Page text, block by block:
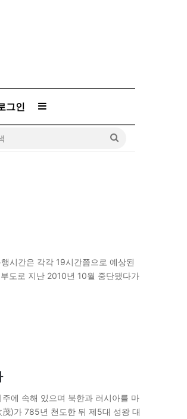
그인 Sidebar
시간은 각각 19시간쯤으로 예상된
도로 지난 2010년 10월 중단됐다가
주에 속해 있으며 북한과 러시아를 마
)가 785년 천도한 뒤 제5대 성왕 대